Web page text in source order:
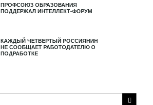
ПРОФСОЮЗ ОБРАЗОВАНИЯ
ПОДДЕРЖАЛ ИНТЕЛЛЕКТ-ФОРУМ
КАЖДЫЙ ЧЕТВЕРТЫЙ РОССИЯНИН
НЕ СООБЩАЕТ РАБОТОДАТЕЛЮ О
ПОДРАБОТКЕ